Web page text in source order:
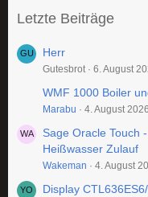
Letzte Beiträge
Herr
Gutesbrot 6. August
WMF 1000 Boiler
Marabu 4. August
Sage Oracle Touch
Heißwasser Zulauf
Wakeman 4. August
Display